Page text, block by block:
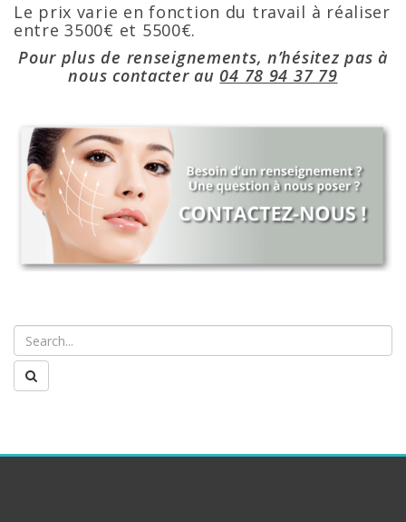
Le prix varie en fonction du travail à réaliser
entre 3500€ et 5500€.
Pour plus de renseignements, n’hésitez pas à
nous contacter au04 78 94 37 79